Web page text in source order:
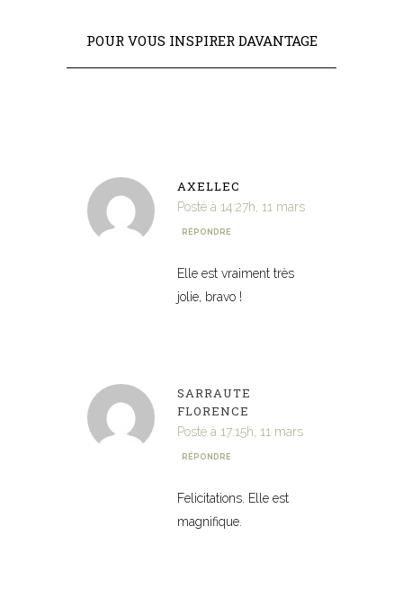
POUR VOUS INSPIRER DAVANTAGE
AXELLEC
Posté à 14:27h, 11 mars
RÉPONDRE
Elle est vraiment très
jolie, bravo !
SARRAUTE
FLORENCE
Posté à 17:15h, 11 mars
RÉPONDRE
Felicitations. Elle est
magnifique.